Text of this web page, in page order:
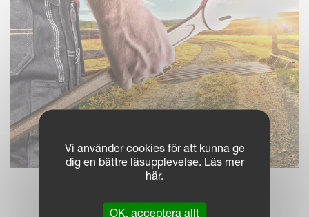
Vi använder cookies för att kunna ge
dig en bättre läsupplevelse. Läs mer
här.
OK, acceptera allt